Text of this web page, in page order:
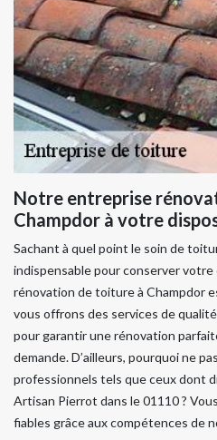
Notre entreprise
Champdor à votre
Sachant à quel point le soin de
indispensable pour conserver
rénovation de toiture à Champdor
vous offrons des services de
pour garantir une rénovation
demande. D’ailleurs, pourquoi ne
professionnels tels que ceux dont
Artisan Pierrot dans le 01110 ?
fiables grâce aux compétences de